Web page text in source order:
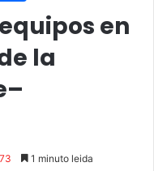
en
la
1 minuto leida